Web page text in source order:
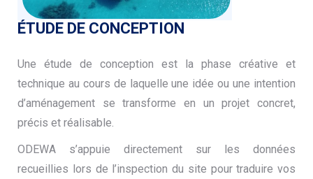
ÉTUDE DE CONCEPTION
Une étude de conception est la phase créative et
technique au cours de laquelle une idée ou une intention
d’aménagement se transforme en un projet concret,
précis et réalisable.
ODEWA s’appuie directement sur les données
recueillies lors de l’inspection du site pour traduire vos